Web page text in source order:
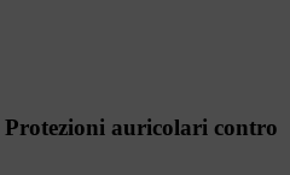
auricolari contro